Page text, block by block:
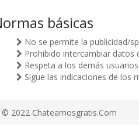
básicas
No se permite la publicidad/
Prohibido intercambiar datos
Respeta a los demás usuarios.
Sigue las indicaciones de los
© 2022 Chateamosgratis.Com